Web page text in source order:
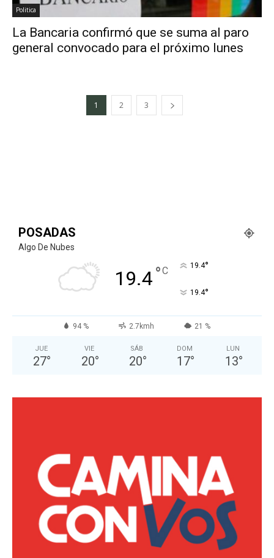
Politica
La Bancaria confirmó que se suma al paro
general convocado para el próximo lunes
1 2 3
POSADAS
Algo De Nubes
19.4°C 19.4°
19.4°
94 % 2.7kmh 21 %
JUE
27°
VIE
20°
SÁB
20°
DOM
17°
LUN
13°